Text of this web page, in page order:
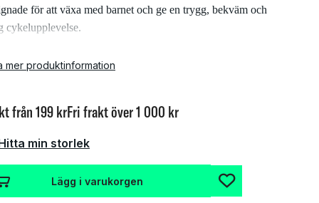
för att växa med barnet och ge en trygg, bekväm och
cykelupplevelse.
YOUKE 16 Classic är en högkvalitativ barncykel designad
är utrustad med ett barnvänligt bromssystem som
gör inbromsningen enkel och säker. De 16” luftfyllda däcken
mer produktinformation
från 199 krFri frakt över 1 000 kr
Lägg i varukorgen
min storlek